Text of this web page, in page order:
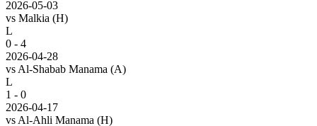
2026-05-03
vs Malkia (H)
L
0 - 4
2026-04-28
vs Al-Shabab Manama (A)
L
1 - 0
2026-04-17
vs Al-Ahli Manama (H)